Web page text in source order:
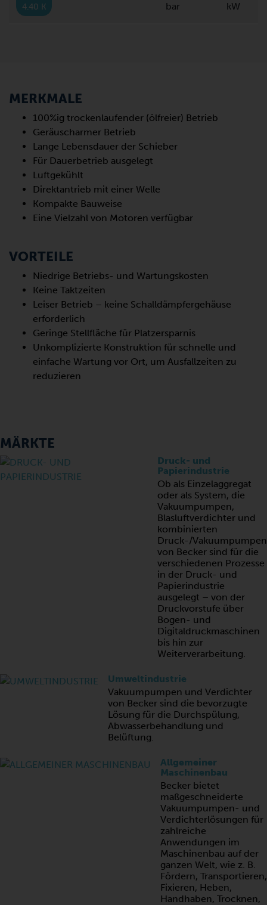
4.40 K
bar
kW
MERKMALE
100%ig trockenlaufender (ölfreier) Betrieb
Geräuscharmer Betrieb
Lange Lebensdauer der Schieber
Für Dauerbetrieb ausgelegt
Luftgekühlt
Direktantrieb mit einer Welle
Kompakte Bauweise
Eine Vielzahl von Motoren verfügbar
VORTEILE
Niedrige Betriebs- und Wartungskosten
Keine Taktzeiten
Leiser Betrieb – keine Schalldämpfergehäuse
erforderlich
Geringe Stellfläche für Platzersparnis
Unkomplizierte Konstruktion für schnelle und
einfache Wartung vor Ort, um Ausfallzeiten zu
reduzieren
MÄRKTE
Druck- und
Papierindustrie
Ob als Einzelaggregat
oder als System, die
Vakuumpumpen,
Blasluftverdichter und
kombinierten
Druck-/Vakuumpumpen
von Becker sind für die
verschiedenen Prozesse
in der Druck- und
Papierindustrie
ausgelegt – von der
Druckvorstufe über
Bogen- und
Digitaldruckmaschinen
bis hin zur
Weiterverarbeitung.
Umweltindustrie
Vakuumpumpen und Verdichter
von Becker sind die bevorzugte
Lösung für die Durchspülung,
Abwasserbehandlung und
Belüftung.
Allgemeiner
Maschinenbau
Becker bietet
maßgeschneiderte
Vakuumpumpen- und
Verdichterlösungen für
zahlreiche
Anwendungen im
Maschinenbau auf der
ganzen Welt, wie z. B.
Fördern, Transportieren,
Fixieren, Heben,
Handhaben, Trocknen,